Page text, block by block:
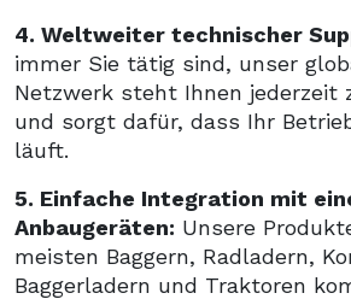
4. Weltweiter technischer
immer Sie tätig sind, unser
Netzwerk steht Ihnen jederzeit
und sorgt dafür, dass Ihr
läuft.
5. Einfache Integration mit
Anbaugeräten: Unsere
meisten Baggern, Radladern,
Baggerladern und Traktoren